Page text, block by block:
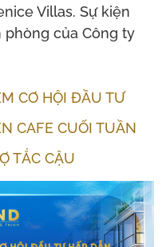
Villas. Sự kiện
phòng của Công ty
CƠ HỘI ĐẦU TƯ
CAFE CUỐI TUẦN
TẮC CẬU